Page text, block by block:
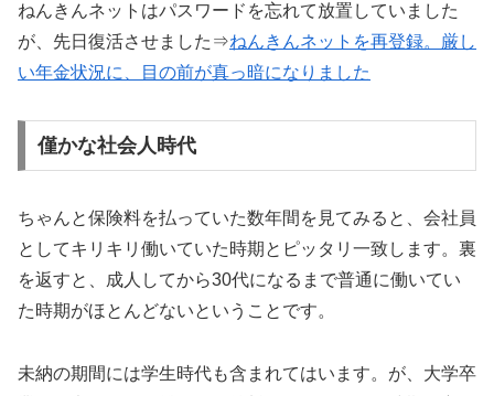
ねんきんネットはパスワードを忘れて放置していました
が、先日復活させました⇒ねんきんネットを再登録。厳し
い年金状況に、目の前が真っ暗になりました
僅かな社会人時代
ちゃんと保険料を払っていた数年間を見てみると、会社員
としてキリキリ働いていた時期とピッタリ一致します。裏
を返すと、成人してから30代になるまで普通に働いてい
た時期がほとんどないということです。
未納の期間には学生時代も含まれてはいます。が、大学卒